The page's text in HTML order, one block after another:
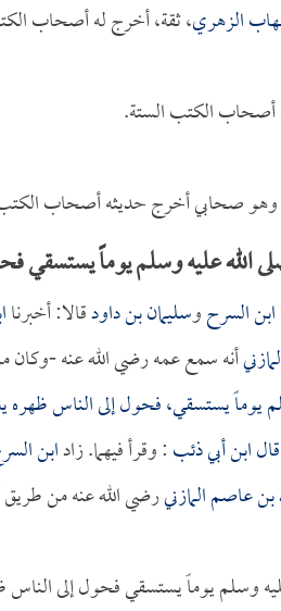
الزهري، ثقة، أخرج له أصحاب
أصحاب الكتب الستة.
وهو صحابي أخرج حديثه أصحاب
عليه وسلم يوماً يستسقي
ابن السرحوسليمان بن داودقالا: أخبرنا
أنه سمع عمه رضي الله عنه -
يوماً يستسقي، فحول إلى الناس ظهره
ابن أبي ذئب: وقرأ فيهما. زادابن
عاصم المازنيرضي الله عنه من طريق
وسلم يوماً يستسقي فحول إلى